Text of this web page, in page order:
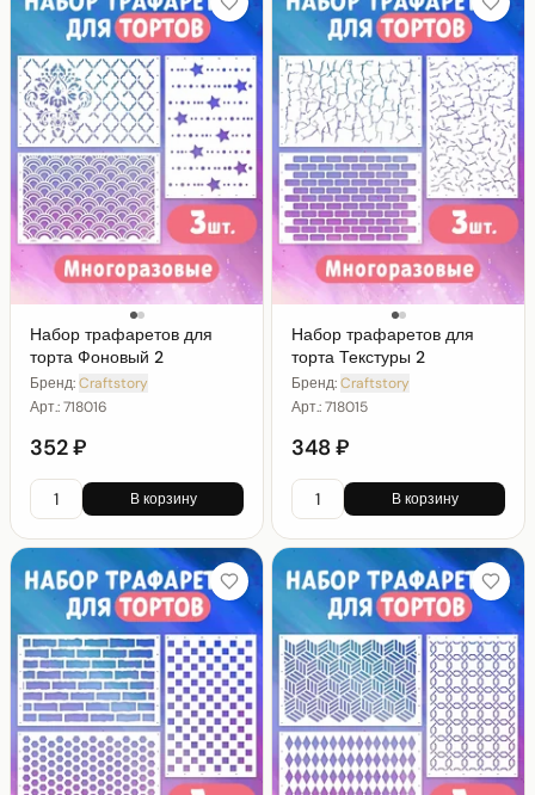
Набор трафаретов для
торта Фоновый 2
Бренд:Craftstory
Арт.:718016
352 ₽
В корзину
Набор трафаретов для
торта Текстуры 2
Бренд:Craftstory
Арт.:718015
348 ₽
В корзину